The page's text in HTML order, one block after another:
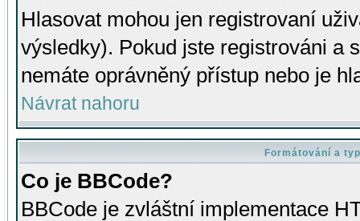
Hlasovat mohou jen registrovaní
výsledky). Pokud jste registrováni a
nemáte oprávněný přístup nebo je
Návrat nahoru
Formátování a
Co je BBCode?
BBCode je zvláštní implementace